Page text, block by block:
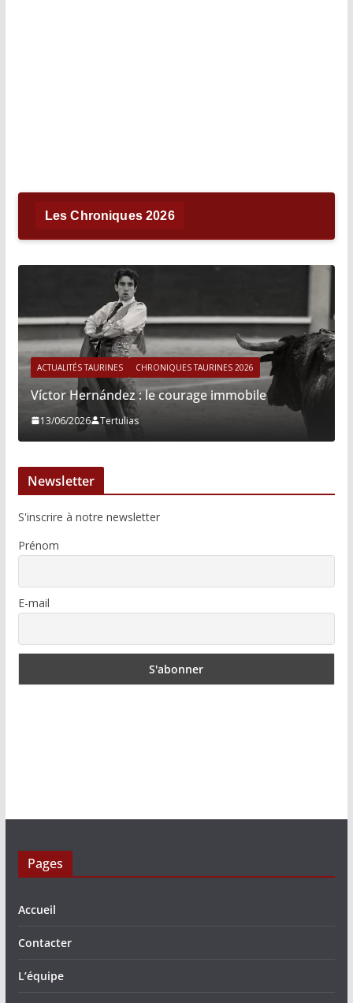
Les Chroniques 2026
ACTUALITÉS TAURINES CHRONIQUES TAURINES 2026
Víctor Hernández : le courage immobile
13/06/2026 Tertulias
Newsletter
S'inscrire à notre newsletter
Prénom
E-mail
Pages
Accueil
Contacter
L’équipe